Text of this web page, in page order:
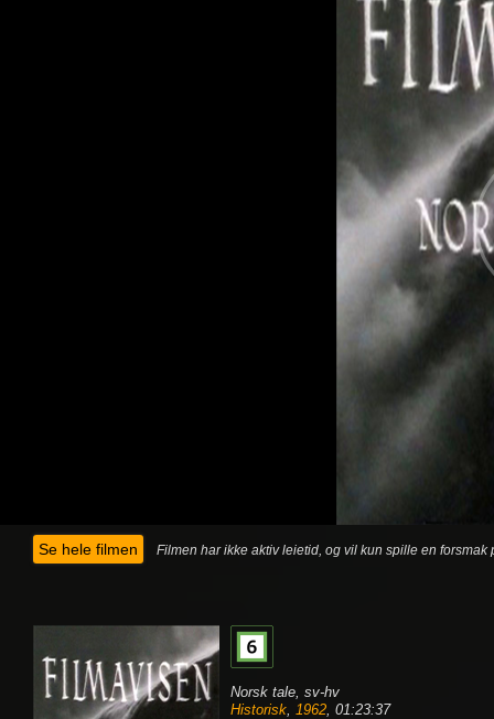
Se hele filmen Filmen har ikke aktiv leietid, og vil kun spille en forsmak
Norsk tale, sv-hv
Historisk, 1962, 01:23:37